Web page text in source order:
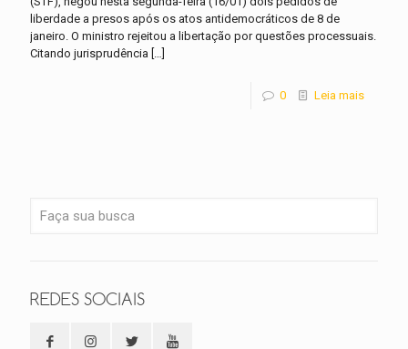
liberdade a presos após os atos antidemocráticos de 8 de
janeiro. O ministro rejeitou a libertação por questões processuais.
Citando jurisprudência […]
0 Leia mais
REDES SOCIAIS